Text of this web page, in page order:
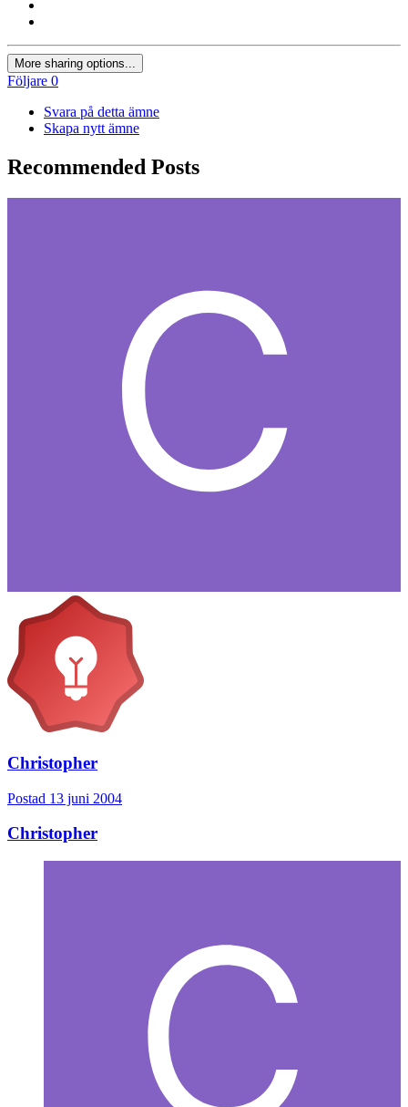
More sharing options...
Följare 0
Svara på detta ämne
Skapa nytt ämne
Recommended Posts
Christopher
Postad 13 juni 2004
Christopher